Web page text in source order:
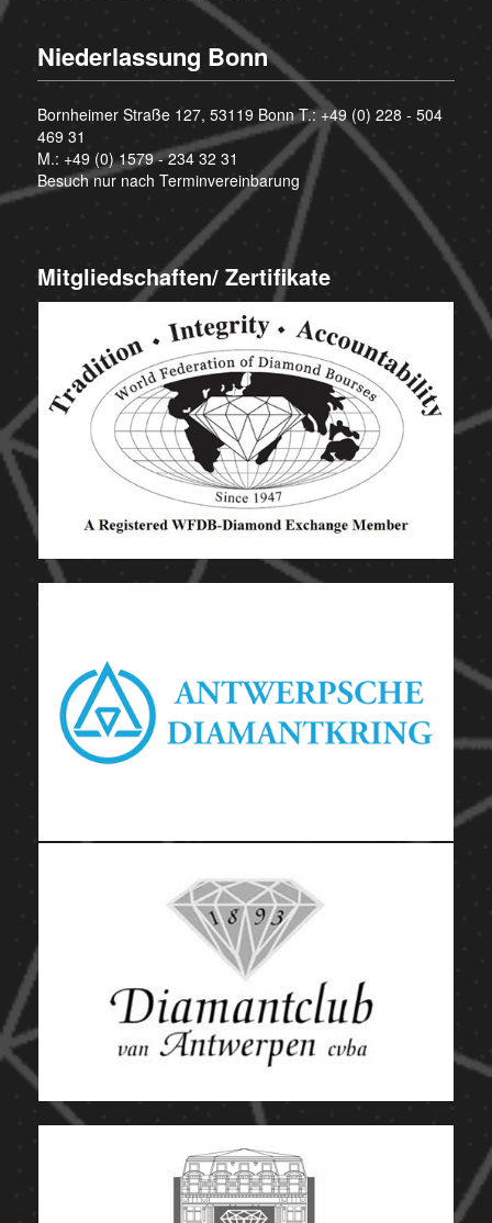
Niederlassung Bonn
Bornheimer Straße 127, 53119 Bonn T.:+49 (0) 228 - 504
469 31
M.: +49 (0) 1579 - 234 32 31
Besuch nur nach Terminvereinbarung
Mitgliedschaften/ Zertifikate